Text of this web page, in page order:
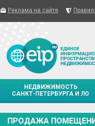
Реклама на сайте
НЕДВИЖИМОСТЬ
САНКТ-ПЕТЕРБУРГА И ЛО
ПРОДАЖА